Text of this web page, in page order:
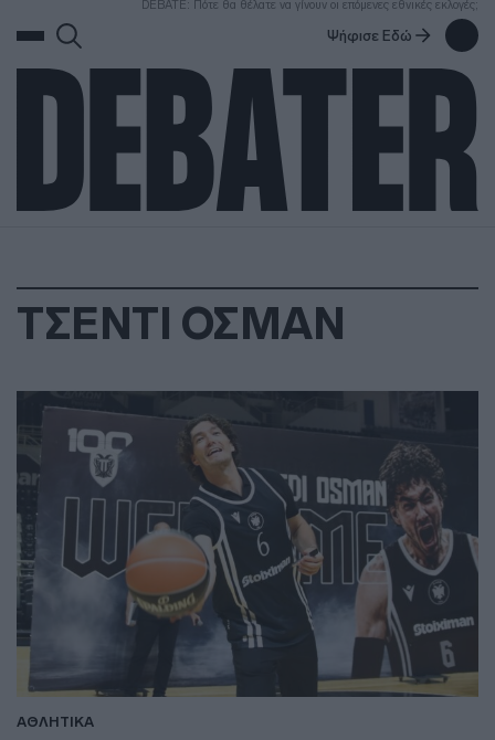
DEBATE: Πότε θα θέλατε να γίνουν οι επόμενες εθνικές εκλογές;
Ψήφισε Εδώ
ΤΣΕΝΤΙ ΟΣΜΑΝ
ΑΘΛΗΤΙΚΑ